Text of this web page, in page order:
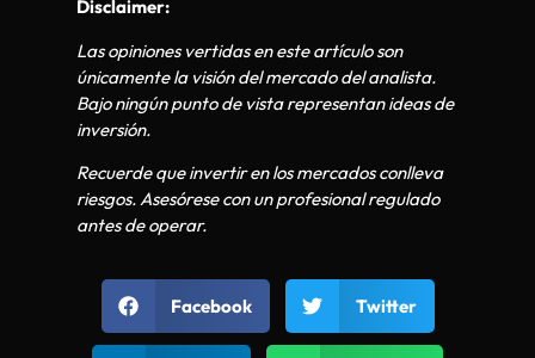
Disclaimer:
Las opiniones vertidas en este artículo son
únicamente la visión del mercado del analista.
Bajo ningún punto de vista representan ideas de
inversión.
Recuerde que invertir en los mercados conlleva
riesgos. Asesórese con un profesional regulado
antes de operar.
Facebook Twitter